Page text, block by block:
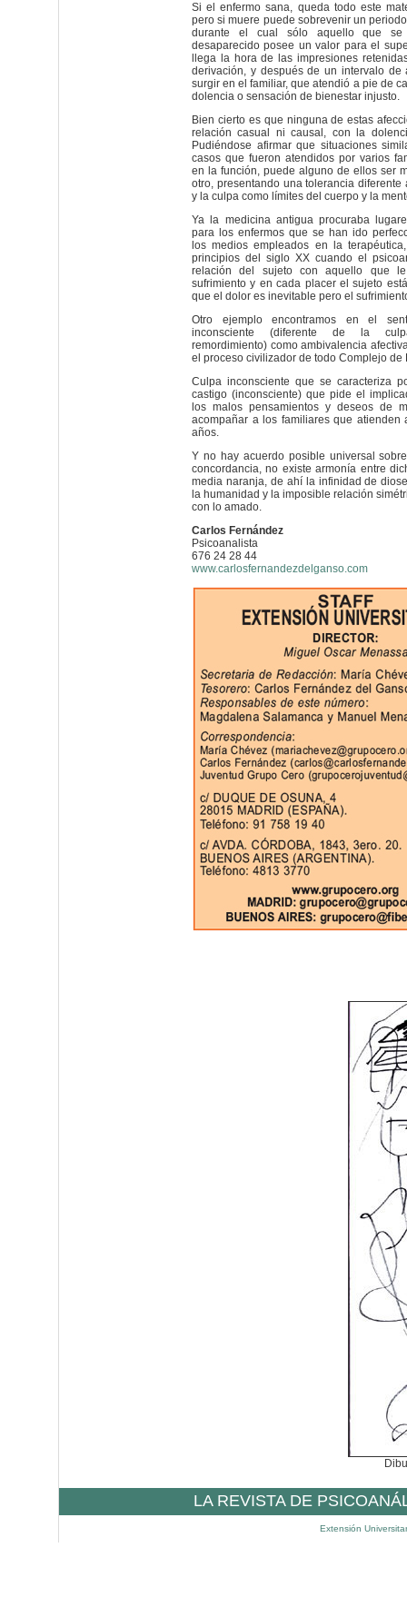
Si el enfermo sana, queda todo este
pero si muere puede sobrevenir un
durante el cual sólo aquello que
desaparecido posee un valor para el
llega la hora de las impresiones
derivación, y después de un intervalo de
surgir en el familiar, que atendió a pie de
dolencia o sensación de bienestar injusto.
Bien cierto es que ninguna de estas
relación casual ni causal, con la
Pudiéndose afirmar que situaciones
casos que fueron atendidos por varios
en la función, puede alguno de ellos ser
otro, presentando una tolerancia diferente
y la culpa como límites del cuerpo y la
Ya la medicina antigua procuraba
para los enfermos que se han ido
los medios empleados en la
principios del siglo XX cuando el
relación del sujeto con aquello que
sufrimiento y en cada placer el sujeto
que el dolor es inevitable pero el
Otro ejemplo encontramos en el
inconsciente (diferente de la
remordimiento) como ambivalencia
el proceso civilizador de todo Complejo de
Culpa inconsciente que se caracteriza
castigo (inconsciente) que pide el
los malos pensamientos y deseos de
acompañar a los familiares que atienden
años.
Y no hay acuerdo posible universal
concordancia, no existe armonía entre
media naranja, de ahí la infinidad de
la humanidad y la imposible relación
con lo amado.
Carlos Fernández
Psicoanalista
676 24 28 44
www.carlosfernandezdelganso.com
LA REVISTA DE
Extensión